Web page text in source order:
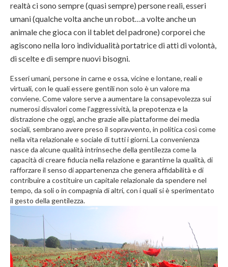
realtà ci sono sempre (quasi sempre) persone reali, esseri
umani (qualche volta anche un robot…a volte anche un
animale che gioca con il tablet del padrone) corporei che
agiscono nella loro individualità portatrice di atti di volontà,
di scelte e di sempre nuovi bisogni.
Esseri umani, persone in carne e ossa, vicine e lontane, reali e
virtuali, con le quali essere gentili non solo è un valore ma
conviene. Come valore serve a aumentare la consapevolezza sui
numerosi disvalori come l’aggressività, la prepotenza e la
distrazione che oggi, anche grazie alle piattaforme dei media
sociali, sembrano avere preso il sopravvento, in politica così come
nella vita relazionale e sociale di tutti i giorni. La convenienza
nasce da alcune qualità intrinseche della gentilezza come la
capacità di creare fiducia nella relazione e garantirne la qualità, di
rafforzare il senso di appartenenza che genera affidabilità e di
contribuire a costituire un capitale relazionale da spendere nel
tempo, da soli o in compagnia di altri, con i quali si è sperimentato
il gesto della gentilezza.